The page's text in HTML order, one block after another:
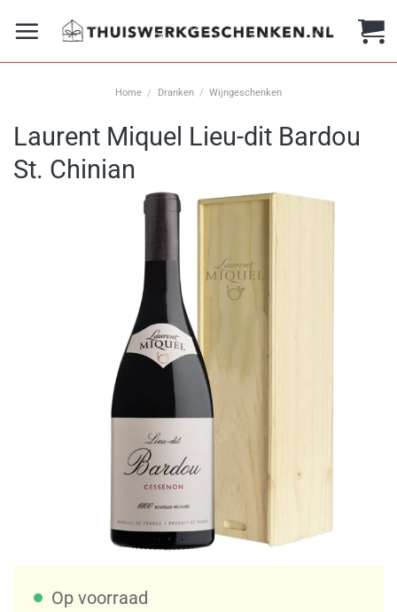
naar
Home / Dranken / Wijngeschenken
Laurent Miquel Lieu-dit Bardou
St. Chinian
Op voorraad